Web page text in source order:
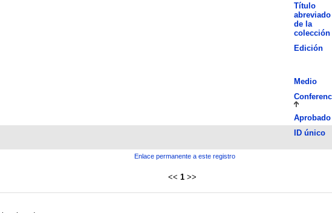
Título
abreviado
de la
colección
Edición
Medio
Aprobado
ID único
Enlace permanente a este registro
<< 1 >>